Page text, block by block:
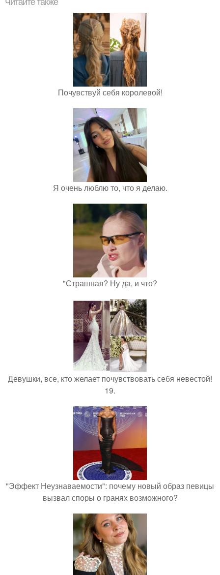
Почувствуй себя королевой!
Я очень люблю то, что я делаю.
"Страшная? Ну да, и что?
Девушки, все, кто желает почувствовать себя невестой!
19.
"Эффект Неузнаваемости": почему новый образ певицы
вызвал споры о гранях возможного?